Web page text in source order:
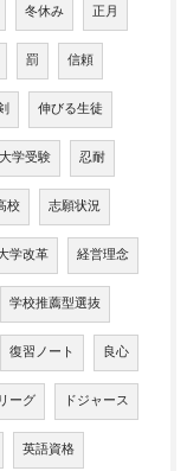
冬休み 正月
罰 信頼
伸びる生徒
大学受験 忍耐
校 志願状況
学改革 経営理念
学校推薦型選抜
復習ノート 良心
ーグ ドジャース
英語資格